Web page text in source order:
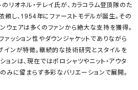
リオネル・テレイ氏が、カラコラム登頂隊のた
頼し、1954年にファーストモデルが誕生。その
ウェアは多くのファンから絶大な支持を獲得。
ッション性やダウンジャケットでありながら
インが特徴。継続的な技術研究とスタイルを
ンは、現在ではポロシャツやニット・アウタ
みに留まらず多彩なバリエーションで展開。